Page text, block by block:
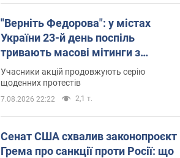
"Верніть Федорова": у містах
України 23-й день поспіль
тривають масові мітинги з
картонками. Фото і відео
Учасники акцій продовжують серію
щоденних протестів
7.08.2026 22:22 2,1 т.
Сенат США схвалив законопроєкт
Грема про санкції проти Росії: що